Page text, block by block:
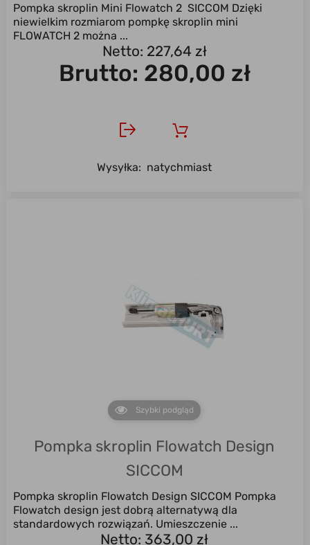
Pompka skroplin Mini Flowatch 2 SICCOM Dzięki
niewielkim rozmiarom pompkę skroplin mini
FLOWATCH 2 można ...
Netto: 227,64 zł
Brutto: 280,00 zł
Wysyłka: natychmiast
Szybki podgląd
Pompka skroplin Flowatch Design
SICCOM
Pompka skroplin Flowatch Design SICCOM Pompka
Flowatch design jest dobrą alternatywą dla
standardowych rozwiązań. Umieszczenie ...
Netto: 363,00 zł